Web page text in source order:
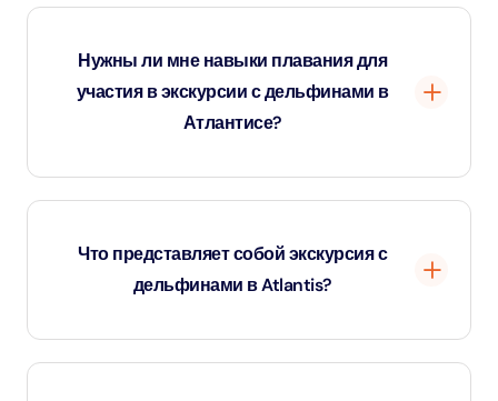
Нужны ли мне навыки плавания для
участия в экскурсии с дельфинами в
Атлантисе?
Навыки плавания не требуются. Встреча с
что делает ее подходящей для не умеющих плавать и
семей с детьми.
Что представляет собой экскурсия с
дельфинами в Atlantis?
Atlantis Dolphin Encounter - это общение с